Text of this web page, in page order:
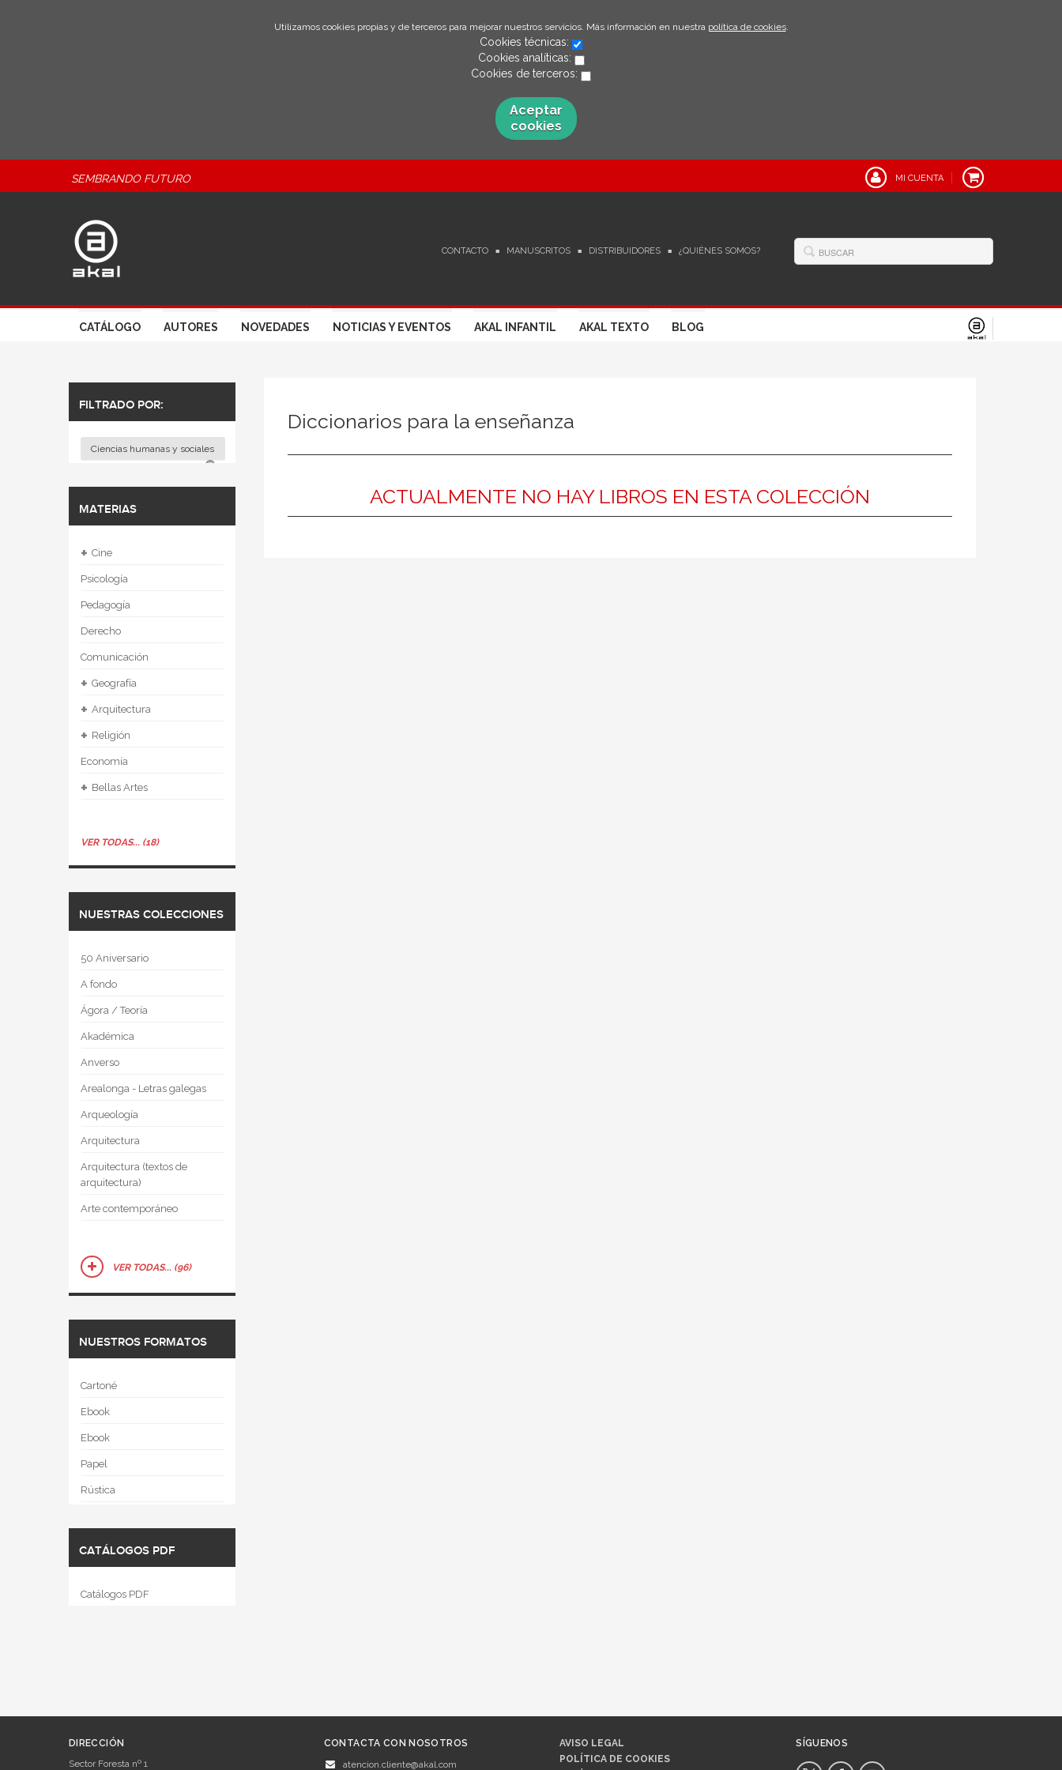
Utilizamos cookies propias y de terceros para mejorar nuestros servicios. Más información en nuestra política de cookies.
Cookies técnicas:
Cookies analíticas:
Cookies de terceros:
Aceptar
cookies
SEMBRANDO FUTURO MI CUENTA
CONTACTO MANUSCRITOS DISTRIBUIDORES ¿QUIÉNES SOMOS?
CATÁLOGO AUTORES NOVEDADES NOTICIAS Y EVENTOS AKAL INFANTIL AKAL TEXTO BLOG
FILTRADO POR:
Ciencias humanas y sociales
MATERIAS
+ Cine
Psicología
Pedagogía
Derecho
Comunicación
+ Geografía
+ Arquitectura
+ Religión
Economía
+ Bellas Artes
VER TODAS... (18)
NUESTRAS COLECCIONES
50 Aniversario
A fondo
Ágora / Teoría
Akadémica
Anverso
Arealonga - Letras galegas
Arqueología
Arquitectura
Arquitectura (textos de
arquitectura)
Arte contemporáneo
VER TODAS... (96)
NUESTROS FORMATOS
Cartoné
Ebook
Ebook
Papel
Rústica
CATÁLOGOS PDF
Catálogos PDF
Diccionarios para la enseñanza
ACTUALMENTE NO HAY LIBROS EN ESTA COLECCIÓN
DIRECCIÓN
Sector Foresta nº 1
CONTACTA CON NOSOTROS
atencion.cliente@akal.com
AVISO LEGAL
POLÍTICA DE COOKIES
SÍGUENOS